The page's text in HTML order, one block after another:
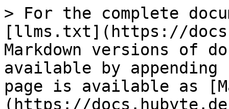
> For the complete
[llms.txt](https://
Markdown versions of
available by
page is available as
(https://